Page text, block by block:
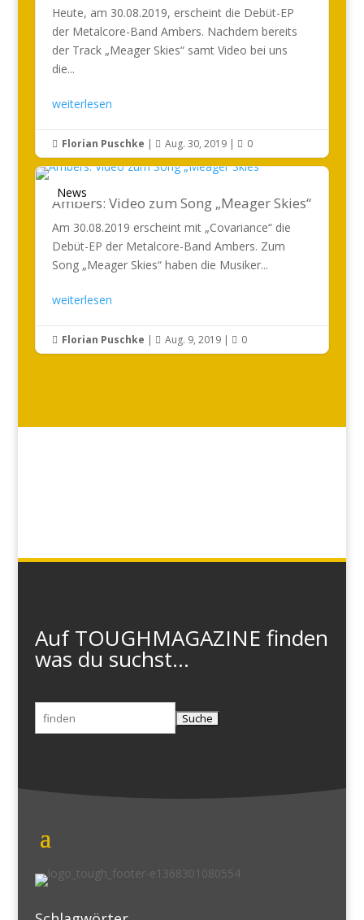
Heute, am 30.08.2019, erscheint die Debüt-EP
der Metalcore-Band Ambers. Nachdem bereits
der Track „Meager Skies“ samt Video bei uns
die...
weiterlesen
 Florian Puschke |  Aug. 30, 2019|  0
News
Ambers: Video zum Song „Meager Skies“
Am 30.08.2019 erscheint mit „Covariance“ die
Debüt-EP der Metalcore-Band Ambers. Zum
Song „Meager Skies“ haben die Musiker...
weiterlesen
 Florian Puschke |  Aug. 9, 2019|  0
Auf TOUGHMAGAZINE finden
was du suchst...
Suchen
nach: